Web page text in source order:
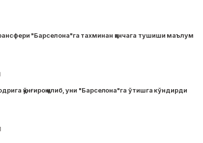
"Барселона"га тахминан қанчага тушиши маълум
қўнғироқ қилиб, уни "Барселона"га ўтишга кўндирди